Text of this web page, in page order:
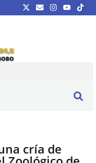
cría de